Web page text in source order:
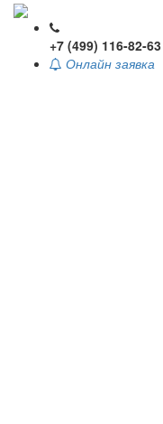
+7 (499) 116-82-63
Онлайн заявка